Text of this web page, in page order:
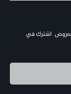
اشترك في